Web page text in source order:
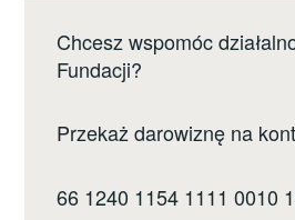
Chcesz wspomóc
Fundacji?
Przekaż darowiznę na
66 1240 1154 1111 0010